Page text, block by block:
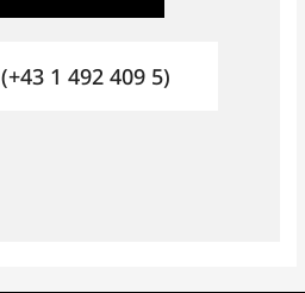
(+43 1 492 409 5)